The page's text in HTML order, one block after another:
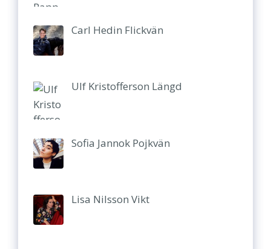
Carl Hedin Flickvän
Ulf Kristofferson Längd
Sofia Jannok Pojkvän
Lisa Nilsson Vikt